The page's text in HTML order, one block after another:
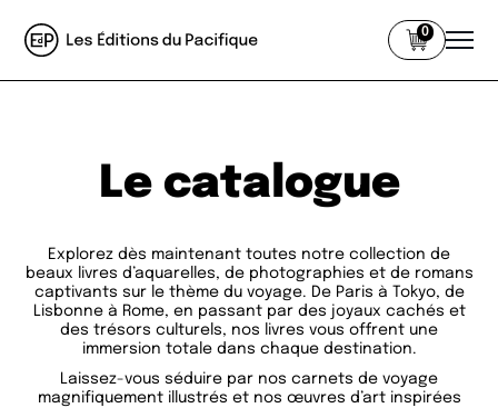
0
Le catalogue
Explorez dès maintenant toutes notre collection de
beaux livres d’aquarelles, de photographies et de romans
captivants sur le thème du voyage. De Paris à Tokyo, de
Lisbonne à Rome, en passant par des joyaux cachés et
des trésors culturels, nos livres vous offrent une
immersion totale dans chaque destination.
Laissez-vous séduire par nos carnets de voyage
magnifiquement illustrés et nos œuvres d’art inspirées